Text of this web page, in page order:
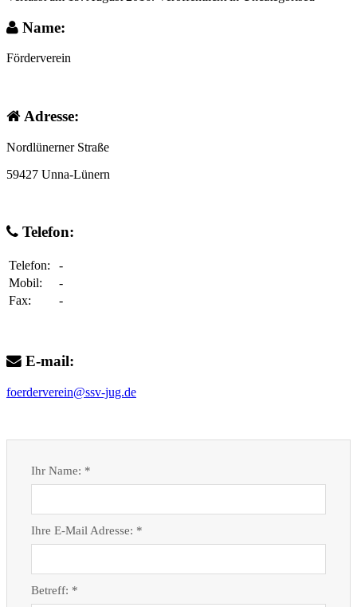
Name:
Förderverein
Adresse:
Nordlünerner Straße
59427 Unna-Lünern
Telefon:
Telefon:
-
Mobil:
-
Fax:
-
E-mail:
foerderverein@ssv-jug.de
Ihr Name: *
Ihre E-Mail Adresse: *
Betreff: *